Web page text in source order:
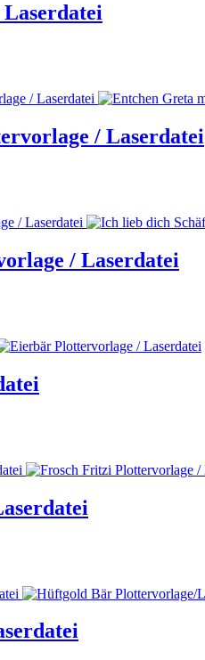
/ Laserdatei
/ Laserdatei